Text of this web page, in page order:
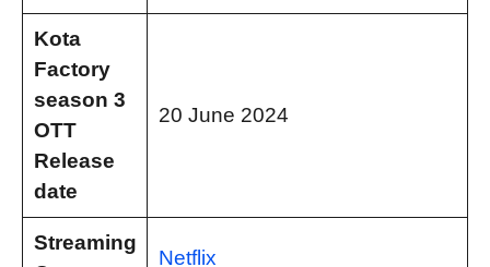
Kota
Factory
season 3
OTT
Release
date
20 June 2024
Streaming
Netflix